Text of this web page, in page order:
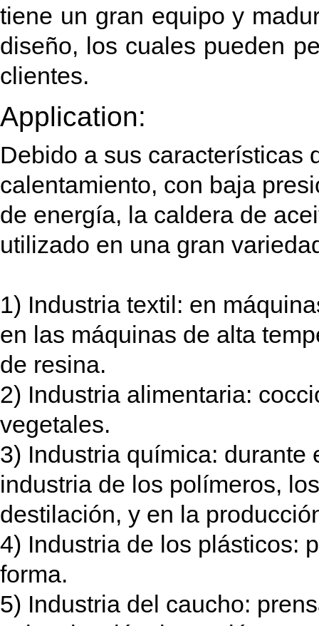
tiene un gran equipo y
diseño, los cuales pueden
clientes.
Application:
Debido a sus características
calentamiento, con baja
de energía, la caldera de
utilizado en una gran
1) Industria textil: en
en las máquinas de alta
de resina.
2) Industria alimentaria:
vegetales.
3) Industria química: durante
industria de los polímeros,
destilación, y en la
4) Industria de los plásticos:
forma.
5) Industria del caucho: